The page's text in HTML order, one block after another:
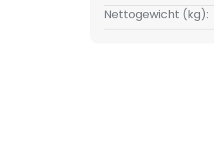
Nettogewicht (kg):